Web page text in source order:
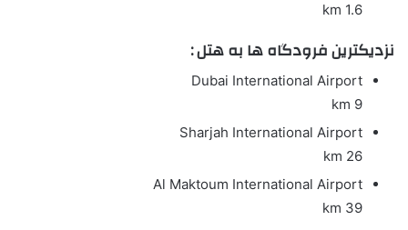
1.6 km
نزدیکترین فرودگاه ها به هتل :
Dubai International Airport
9 km
Sharjah International Airport
26 km
Al Maktoum International Airport
39 km